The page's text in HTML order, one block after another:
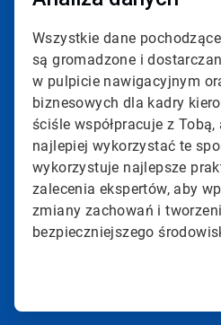
Wszystkie dane
są gromadzone i
w pulpicie nawigacyjnym
biznesowych dla kadry
ściśle współpracuje z
najlepiej wykorzystać te
wykorzystuje najlepsze
zalecenia ekspertów, aby
zmiany zachowań i
bezpieczniejszego